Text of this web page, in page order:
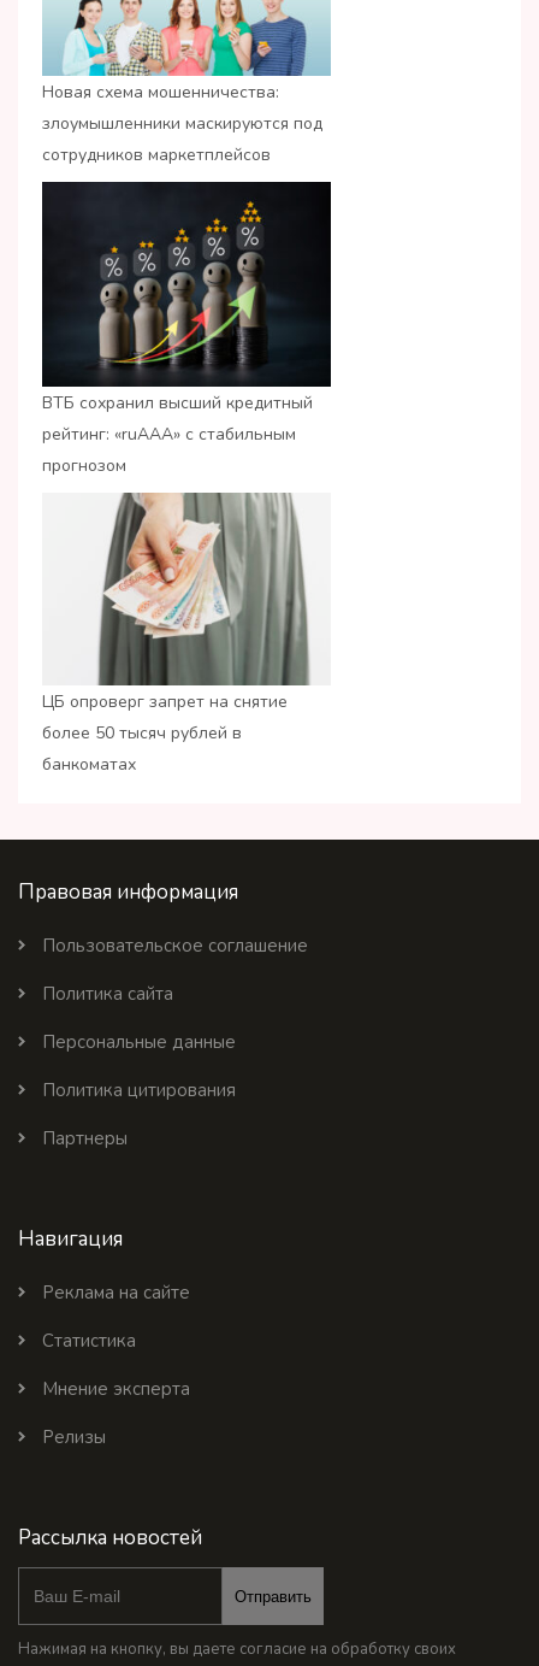
Новая схема мошенничества:
злоумышленники маскируются под
сотрудников маркетплейсов
ВТБ сохранил высший кредитный
рейтинг: «ruАAA» с стабильным
прогнозом
ЦБ опроверг запрет на снятие
более 50 тысяч рублей в
банкоматах
Правовая информация
Пользовательское соглашение
Политика сайта
Персональные данные
Политика цитирования
Партнеры
Навигация
Реклама на сайте
Статистика
Мнение эксперта
Релизы
Рассылка новостей
Отправить
Нажимая на кнопку, вы даете согласие на обработку своих